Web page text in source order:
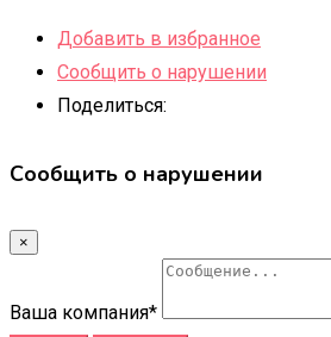
Добавить в избранное
Сообщить о нарушении
Поделиться:
Сообщить о нарушении
×
Ваша компания*